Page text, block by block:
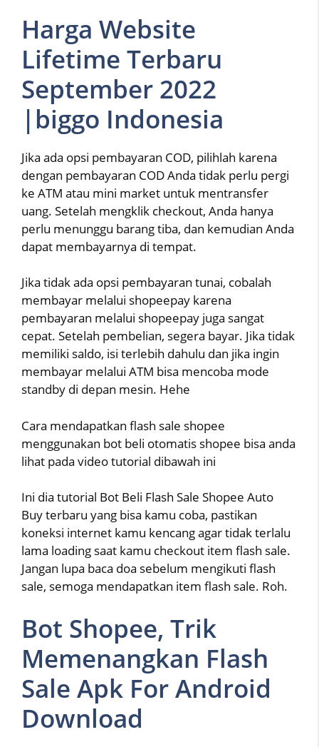
Harga Website
Lifetime Terbaru
September 2022
|biggo Indonesia
Jika ada opsi pembayaran COD, pilihlah karena
dengan pembayaran COD Anda tidak perlu pergi
ke ATM atau mini market untuk mentransfer
uang. Setelah mengklik checkout, Anda hanya
perlu menunggu barang tiba, dan kemudian Anda
dapat membayarnya di tempat.
Jika tidak ada opsi pembayaran tunai, cobalah
membayar melalui shopeepay karena
pembayaran melalui shopeepay juga sangat
cepat. Setelah pembelian, segera bayar. Jika tidak
memiliki saldo, isi terlebih dahulu dan jika ingin
membayar melalui ATM bisa mencoba mode
standby di depan mesin. Hehe
Cara mendapatkan flash sale shopee
menggunakan bot beli otomatis shopee bisa anda
lihat pada video tutorial dibawah ini
Ini dia tutorial Bot Beli Flash Sale Shopee Auto
Buy terbaru yang bisa kamu coba, pastikan
koneksi internet kamu kencang agar tidak terlalu
lama loading saat kamu checkout item flash sale.
Jangan lupa baca doa sebelum mengikuti flash
sale, semoga mendapatkan item flash sale. Roh.
Bot Shopee, Trik
Memenangkan Flash
Sale Apk For Android
Download